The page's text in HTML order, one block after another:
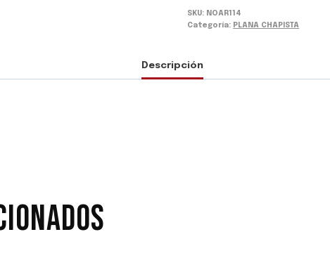
SKU: NOAR114
Categoría: PLANA CHAPISTA
Descripción